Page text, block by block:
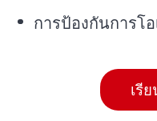
การป้องกันการโ
เรี